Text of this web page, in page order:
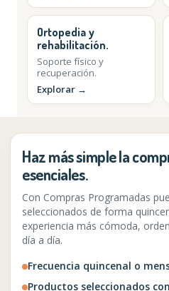
Ortopedia y
rehabilitación.
Soporte físico y
recuperación.
Explorar →
Haz más simple la
esenciales.
Con Compras Programadas
seleccionados de forma
experiencia más cómoda,
día a día.
Frecuencia quincenal o
Productos seleccionados